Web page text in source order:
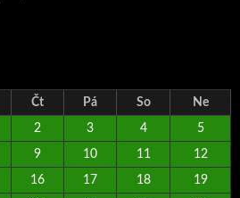
Čt Pá So Ne
2 3 4 5
9 10 11 12
16 17 18 19